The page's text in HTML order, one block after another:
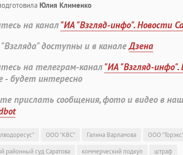
Юлия Клименко
на канал"ИА "Взгляд-инфо". Новости
доступны и в каналеДзена
на телеграм-канал"ИА "Взгляд-
- будет интересно
прислать сообщения, фото и видео в
ООО "КВС" Галина Варламова
ООО
районный суд Саратова
коммерческий подкуп штраф